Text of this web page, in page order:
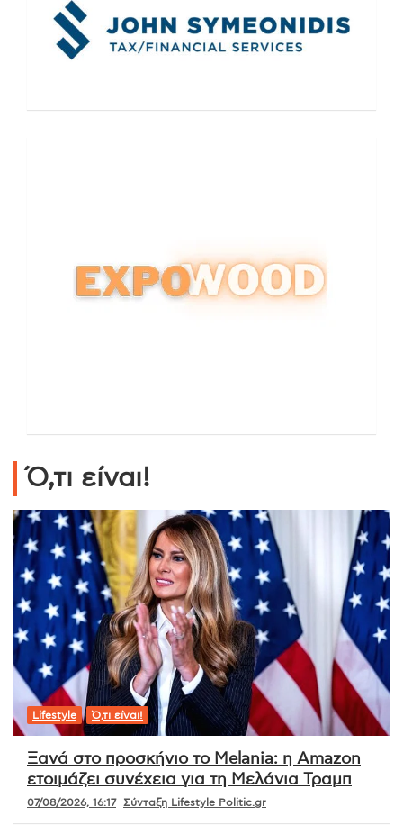
Ό,τι είναι!
Lifestyle Ό,τι είναι!
Ξανά στο προσκήνιο το Melania: η Amazon
ετοιμάζει συνέχεια για τη Μελάνια Τραμπ
07/08/2026, 16:17 Σύνταξη Lifestyle Politic.gr